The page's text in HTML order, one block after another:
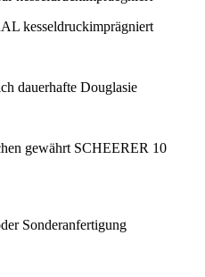
kesseldruckimprägniert
dauerhafte Douglasie
gewährt SCHEERER 10
Sonderanfertigung